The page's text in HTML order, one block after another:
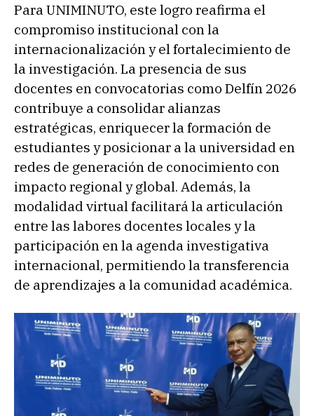
Para UNIMINUTO, este logro reafirma el
compromiso institucional con la
internacionalización y el fortalecimiento de
la investigación. La presencia de sus
docentes en convocatorias como Delfín 2026
contribuye a consolidar alianzas
estratégicas, enriquecer la formación de
estudiantes y posicionar a la universidad en
redes de generación de conocimiento con
impacto regional y global. Además, la
modalidad virtual facilitará la articulación
entre las labores docentes locales y la
participación en la agenda investigativa
internacional, permitiendo la transferencia
de aprendizajes a la comunidad académica.